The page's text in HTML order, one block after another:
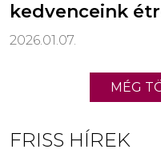
kedvenceink
2026.01.07.
MÉG
FRISS HÍREK